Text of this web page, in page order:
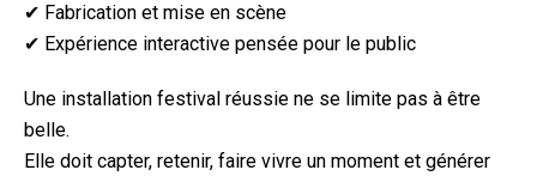
✔ Fabrication et mise en scène
✔ Expérience interactive pensée pour le public
Une installation festival réussie ne se limite pas à être
belle.
Elle doit capter, retenir, faire vivre un moment et générer